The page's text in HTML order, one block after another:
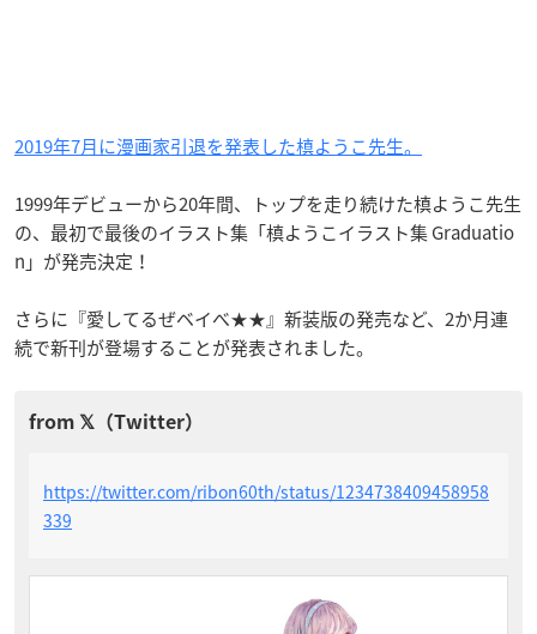
2019年7月に漫画家引退を発表した槙ようこ先生。
1999年デビューから20年間、トップを走り続けた槙ようこ先生
の、最初で最後のイラスト集「槙ようこイラスト集 Graduatio
n」が発売決定！
さらに『愛してるぜベイべ★★』新装版の発売など、2か月連
続で新刊が登場することが発表されました。
https://twitter.com/ribon60th/status/1234738409458958
339